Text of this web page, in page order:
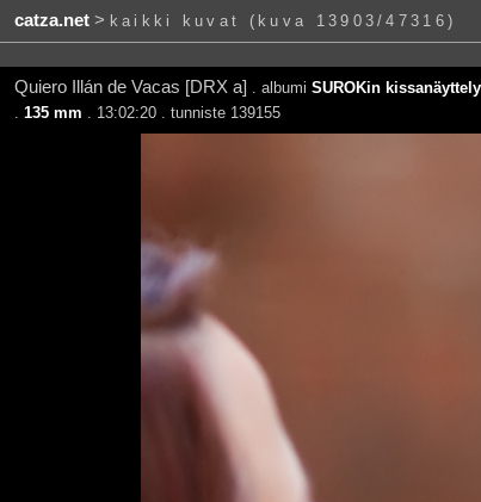
catza.net> kaikki kuvat (kuva 13903/47316)
Quiero Illán de Vacas [DRX a]
. albumi SUROKin
135 mm . 13:02:20 . tunniste 139155